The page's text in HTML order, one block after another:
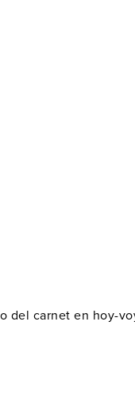
del carnet en hoy-